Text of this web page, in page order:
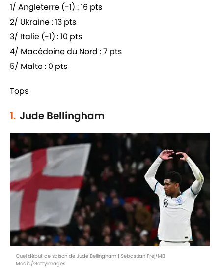
1/ Angleterre (-1) : 16 pts
2/ Ukraine : 13 pts
3/ Italie (-1) : 10 pts
4/ Macédoine du Nord : 7 pts
5/ Malte : 0 pts
Tops
1. Jude Bellingham
Quel début de saison de Jude Bellingham | Sebastian Frej/MB
Media/GettyImages